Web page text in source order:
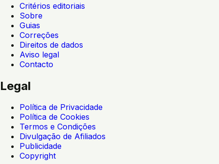
Critérios editoriais
Sobre
Guias
Correções
Direitos de dados
Aviso legal
Contacto
Legal
Política de Privacidade
Política de Cookies
Termos e Condições
Divulgação de Afiliados
Publicidade
Copyright